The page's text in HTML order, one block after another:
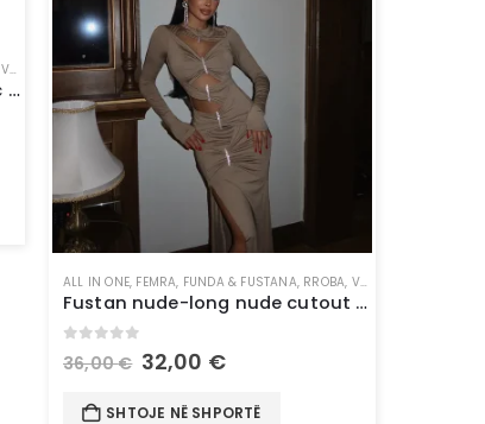
VESHJE
Fustan tonic i gjate-nude tonic dress
ALL IN ONE, FEMRA, FUNDA & FUSTANA, RROBA, VESHJE
Fustan nude-long nude cutout dress
out of 5
36,00€ 32,00 €
SHTOJE NË SHPORTË